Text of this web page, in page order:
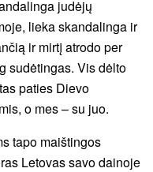
judėjų
lieka skandalinga ir
ir mirtį atrodo per
sudėtingas. Vis dėlto
paties Dievo
o mes – su juo.
tapo maištingos
Letovas savo dainoje